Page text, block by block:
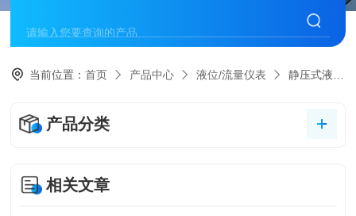
当前位置：首页 产品中心 液位/流量仪表 静压式液位计
产品分类
相关文章